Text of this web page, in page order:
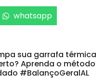
whatsapp
sua garrafa térmica
Aprenda o método
#BalançoGeralAL